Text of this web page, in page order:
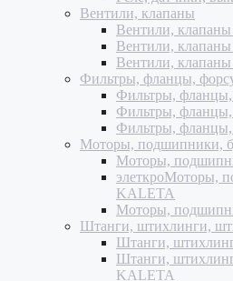
Вентили, клапаны
Вентили,
Вентили,
Вентили,
Фильтры, фланцы,
Фильтры,
Фильтры,
Фильтры,
Моторы, подшипники,
Моторы,
элеткроМоторы,
KALETA
Моторы,
Штанги, штихлинги,
Штанги,
Штанги,
KALETA